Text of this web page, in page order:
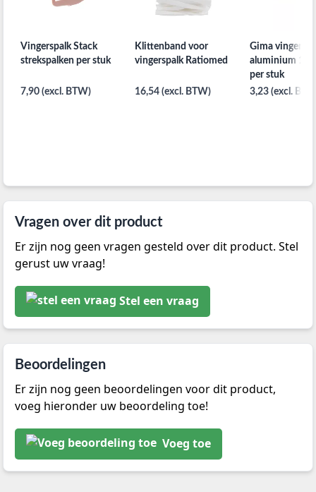
Vingerspalk Stack
strekspalken per stuk
7,90 (excl. BTW)
Klittenband voor
vingerspalk Ratiomed
16,54 (excl. BTW)
Gima
aluminium 1,9
per stuk
3,23 (excl.
Vragen over dit product
Er zijn nog geen vragen gesteld over dit product. Stel
gerust uw vraag!
Stel een vraag
Beoordelingen
Er zijn nog geen beoordelingen voor dit product,
voeg hieronder uw beoordeling toe!
Voeg toe